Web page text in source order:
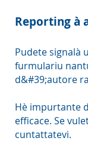
Reporting à
Pudete signalà
furmulariu
d&#39;autore
Hè impurtante
efficace. Se
cuntattatevi.